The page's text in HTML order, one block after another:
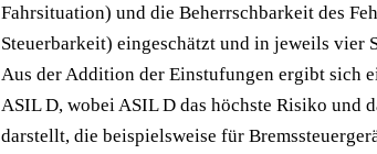
Fahrsituation) und die Beherrschbarkeit des
Steuerbarkeit) eingeschätzt und in jeweils vier
Aus der Addition der Einstufungen ergibt sich
ASIL D, wobei ASIL D das höchste Risiko und
darstellt, die beispielsweise für